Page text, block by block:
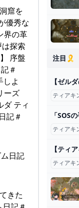
窟を
優秀な
界の革
探索
序盤
＃
よ
ーズ
ダ ティ
記＃
日記
きた
注目🎗️
ティアキ
ティアキ
ティアキ